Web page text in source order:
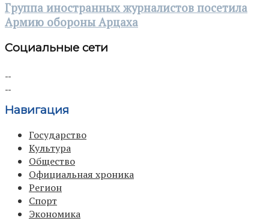
Группа иностранных журналистов посетила
Армию обороны Арцаха
Социальные сети
Навигация
Государство
Культура
Общество
Официальная хроника
Регион
Спорт
Экономика